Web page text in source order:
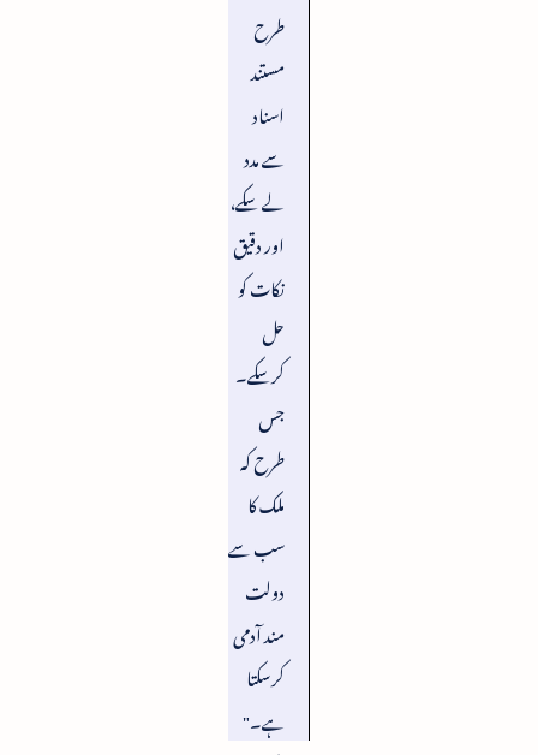
طرح
مستند
اسناد
سے مدد
لے سکے،
اور دقیق
نکات کو
حل
کرسکے۔
جس
طرح کہ
ملک کا
سب سے
دولت
مند آدمی
کرسکتا
ہے۔"